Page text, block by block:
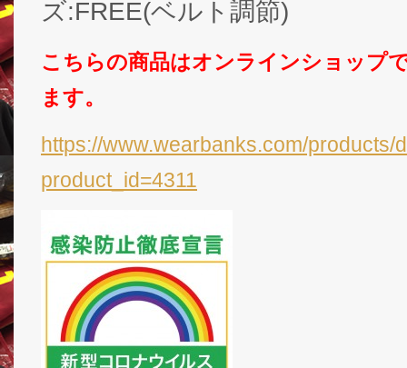
ズ:FREE(ベルト調節)
こちらの商品はオンラインショップ
ます。
https://www.wearbanks.com/products/
product_id=4311